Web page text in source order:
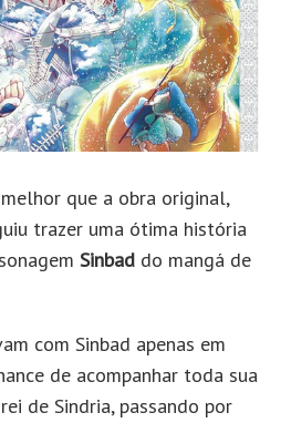
que a obra original,
trazer uma ótima história
Sinbad do mangá de
com Sinbad apenas em
de acompanhar toda sua
de Sindria, passando por